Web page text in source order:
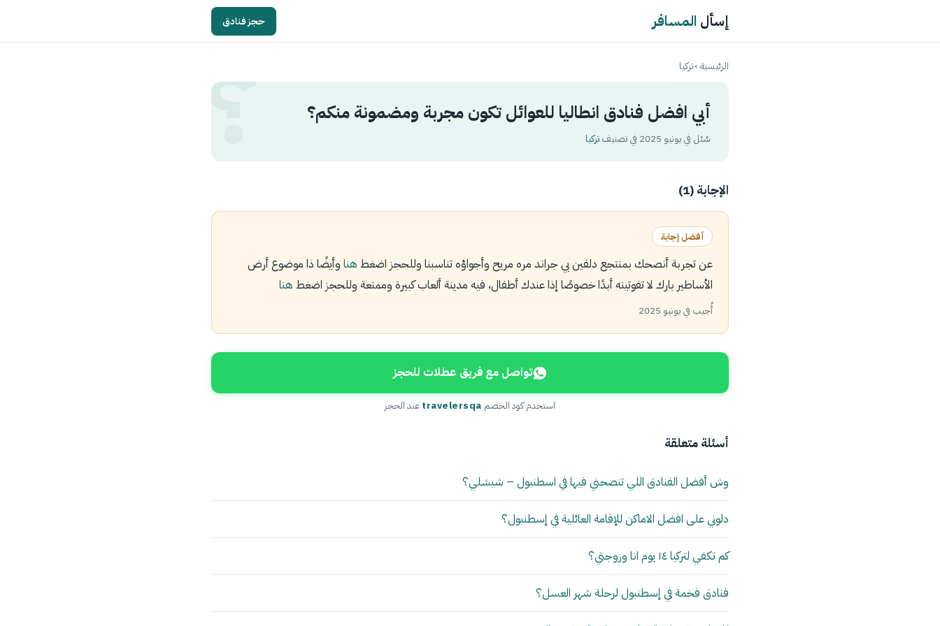
إسأل المسافر حجز فنادق
الرئيسية›تركيا
أبي افضل فنادق انطاليا للعوائل تكون مجربة ومضمونة منكم؟
سُئل في يونيو 2025 في تصنيف تركيا
الإجابة (1)
أفضل إجابة
عن تجربة أنصحك بمنتجع دلفين بي جراند مره مريح وأجواؤه تناسبنا وللحجز اضغط هنا وأيضًا ذا موضوع أرض
الأساطير بارك لا تفوتينه أبدًا خصوصًا إذا عندك أطفال، فيه مدينة ألعاب كبيرة وممتعة وللحجز اضغط هنا
أُجيب في يونيو 2025
تواصل مع فريق عطلات للحجز
استخدم كود الخصم travelersqaعند الحجز
أسئلة متعلقة
وش أفضل الفنادق اللي تنصحني فيها في اسطنبول – شيشلي؟
دلوني على افضل الاماكن للإقامة العائلية في إسطنبول؟
كم تكفي لتركيا ١٤ يوم انا وزوجتي؟
فنادق فخمة في إسطنبول لرحلة شهر العسل؟